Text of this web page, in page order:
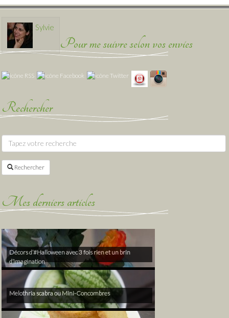
Sylvie
Pour me suivre selon vos envies
Rechercher
Rechercher
Mes derniers articles
Décors d’#Halloween avec 3 fois rien et un brin
d’imagination
Melothria scabra ou Mini-Concombres